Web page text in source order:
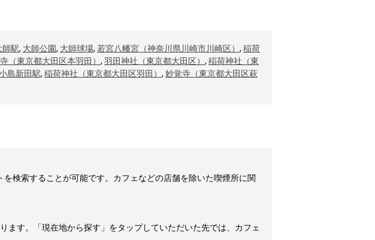
師駅, 大師公園, 大師球場, 若宮八幡宮（神奈川県川崎市川崎区） , 稲荷
（東京都大田区本羽田） , 羽田神社（東京都大田区） , 稲荷神社（東
島新田駅, 稲荷神社（東京都大田区羽田） , 妙覚寺（東京都大田区萩
検索することが可能です。カフェなどの店舗を除いた喫煙所に関
ます。「現在地から探す」をタップしていただいた先では、カフェ